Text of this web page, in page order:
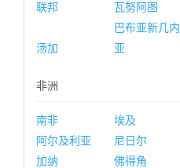
联邦
瓦努阿图
汤加
巴布亚新几内
亚
非洲
南非 埃及
阿尔及利亚
尼日尔
加纳
佛得角